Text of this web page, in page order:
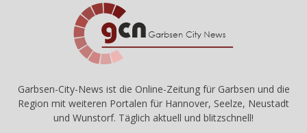
Garbsen-City-News ist die Online-Zeitung für Garbsen und die
Region mit weiteren Portalen für Hannover, Seelze, Neustadt
und Wunstorf. Täglich aktuell und blitzschnell!